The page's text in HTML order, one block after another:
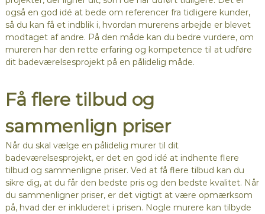
også en god idé at bede om referencer fra tidligere kunder,
så du kan få et indblik i, hvordan murerens arbejde er blevet
modtaget af andre. På den måde kan du bedre vurdere, om
mureren har den rette erfaring og kompetence til at udføre
dit badeværelsesprojekt på en pålidelig måde.
Få flere tilbud og
sammenlign priser
Når du skal vælge en pålidelig murer til dit
badeværelsesprojekt, er det en god idé at indhente flere
tilbud og sammenligne priser. Ved at få flere tilbud kan du
sikre dig, at du får den bedste pris og den bedste kvalitet. Når
du sammenligner priser, er det vigtigt at være opmærksom
på, hvad der er inkluderet i prisen. Nogle murere kan tilbyde